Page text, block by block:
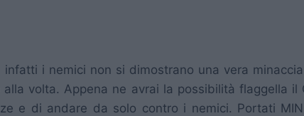
i nemici non si dimostrano una vera
volta. Appena ne avrai la possibilità flaggella
e di andare da solo contro i nemici. Portati